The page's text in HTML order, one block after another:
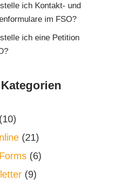
ich Kontakt- und
im FSO?
ich eine Petition
(21)
(6)
(9)